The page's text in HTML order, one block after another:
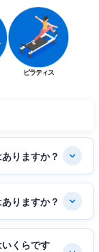
ピラティス
りますか？
りますか？
くらです